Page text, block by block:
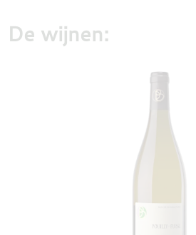
De wijnen: